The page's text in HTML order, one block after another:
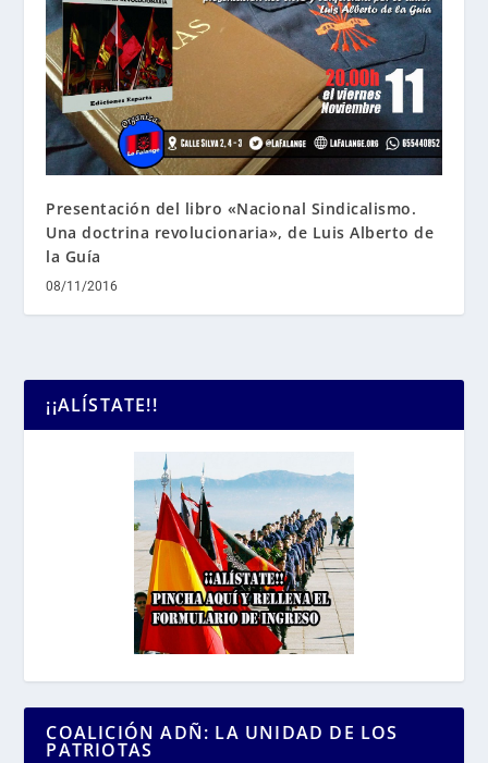
Presentación del libro «Nacional Sindicalismo.
Una doctrina revolucionaria», de Luis Alberto de
la Guía
08/11/2016
¡¡ALÍSTATE!!
COALICIÓN ADÑ: LA UNIDAD DE LOS
PATRIOTAS